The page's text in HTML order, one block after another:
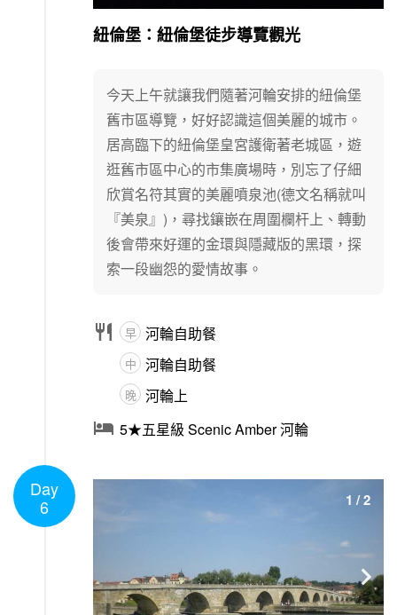
紐倫堡：紐倫堡徒步導覽觀光
今天上午就讓我們隨著河輪安排的紐倫堡
舊市區導覽，好好認識這個美麗的城市。
居高臨下的紐倫堡皇宮護衛著老城區，遊
逛舊市區中心的市集廣場時，別忘了仔細
欣賞名符其實的美麗噴泉池(德文名稱就叫
『美泉』)，尋找鑲嵌在周圍欄杆上、轉動
後會帶來好運的金環與隱藏版的黑環，探
索一段幽怨的愛情故事。
 早 河輪自助餐
中 河輪自助餐
晚 河輪上
 5★五星級 Scenic Amber 河輪
Day
6
1 /2
